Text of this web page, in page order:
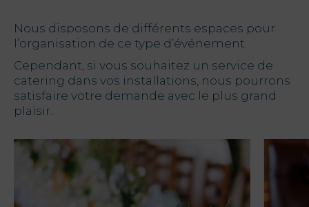
Nous disposons de différents espaces pour
l’organisation de ce type d’événement.
Cependant, si vous souhaitez un service de
catering dans vos installations, nous pourrons
satisfaire votre demande avec le plus grand
plaisir.